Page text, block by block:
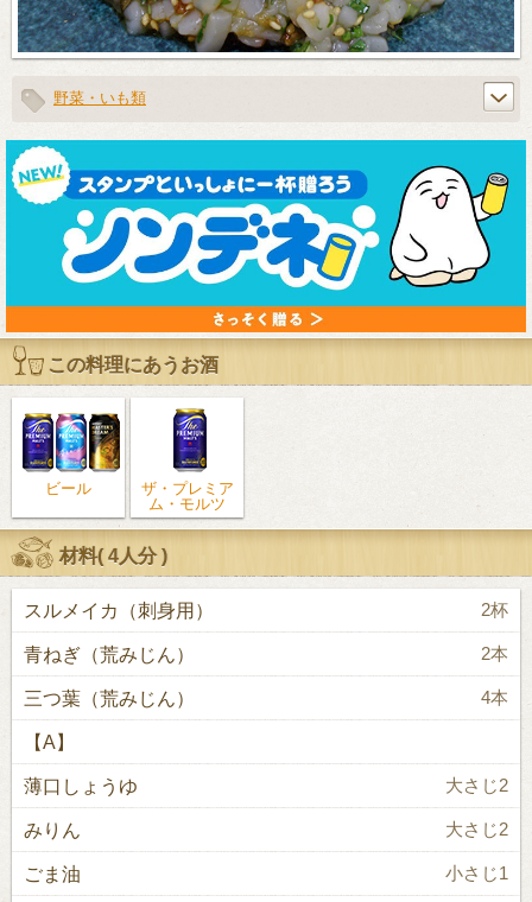
野菜・いも類
この料理にあうお酒
ビール
ザ・プレミア
ム・モルツ
材料(4人分)
スルメイカ（刺身用） 2杯
青ねぎ（荒みじん） 2本
三つ葉（荒みじん） 4本
【A】
薄口しょうゆ 大さじ2
みりん 大さじ2
ごま油 小さじ1